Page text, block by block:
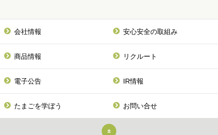
会社情報 安心安全の取組み
商品情報 リクルート
電子公告 IR情報
たまごを学ぼう お問い合せ